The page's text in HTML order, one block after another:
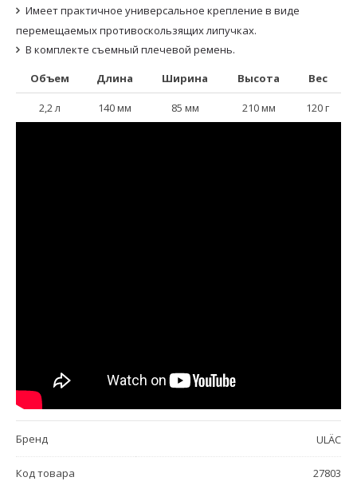
Имеет практичное универсальное крепление в виде
перемещаемых противоскользящих липучках.
В комплекте съемный плечевой ремень.
Объем
Длина Ширина Высота Вес
2,2 л 140 мм 85 мм 210 мм 120 г
Бренд ULÄC
Код товара 27803